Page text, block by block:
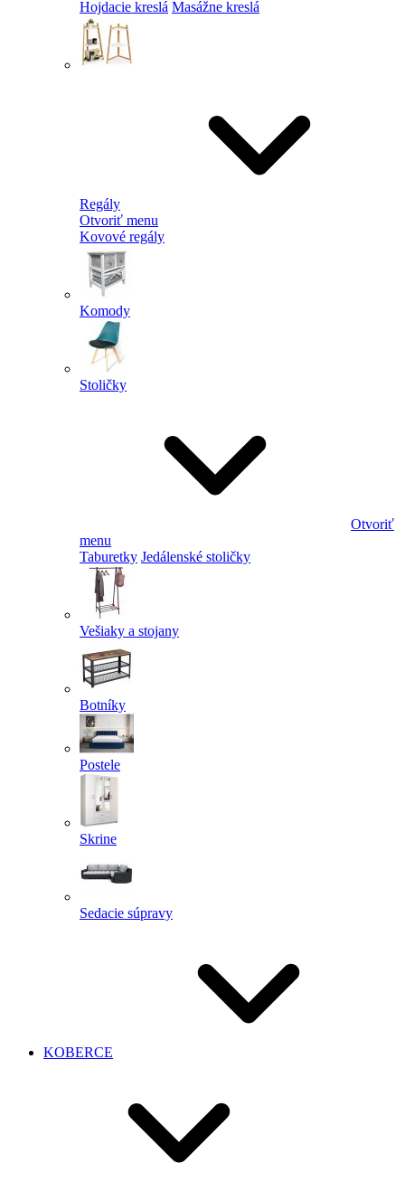
Hojdacie kreslá Masážne kreslá
Regály
Otvoriť menu
Kovové regály
Komody
Stoličky
Otvoriť
menu
Taburetky Jedálenské stoličky
Vešiaky a stojany
Botníky
Postele
Skrine
Sedacie súpravy
KOBERCE